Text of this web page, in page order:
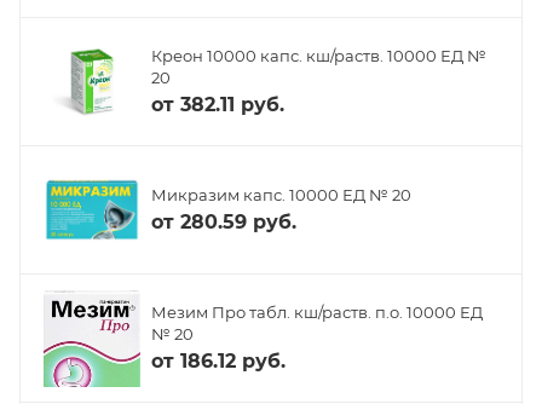
Креон 10000 капс. кш/раств. 10000 ЕД №
20
от 382.11 руб.
Микразим капс. 10000 ЕД № 20
от 280.59 руб.
Мезим Про табл. кш/раств. п.о. 10000 ЕД
№ 20
от 186.12 руб.